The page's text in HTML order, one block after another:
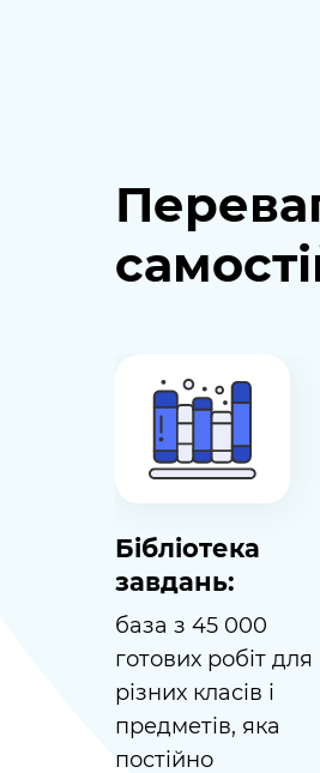
Бібліотека
завдань:
база з 45 000
готових робіт для
різних класів і
предметів, яка
постійно